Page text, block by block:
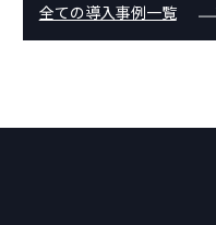
全ての導入事例一覧